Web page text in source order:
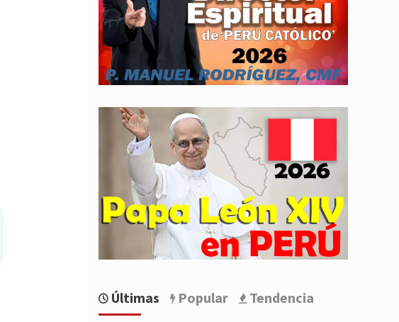
Últimas Popular Tendencia